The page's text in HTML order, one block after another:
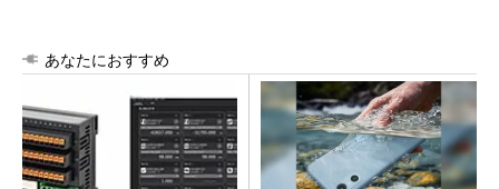
あなたにおすすめ